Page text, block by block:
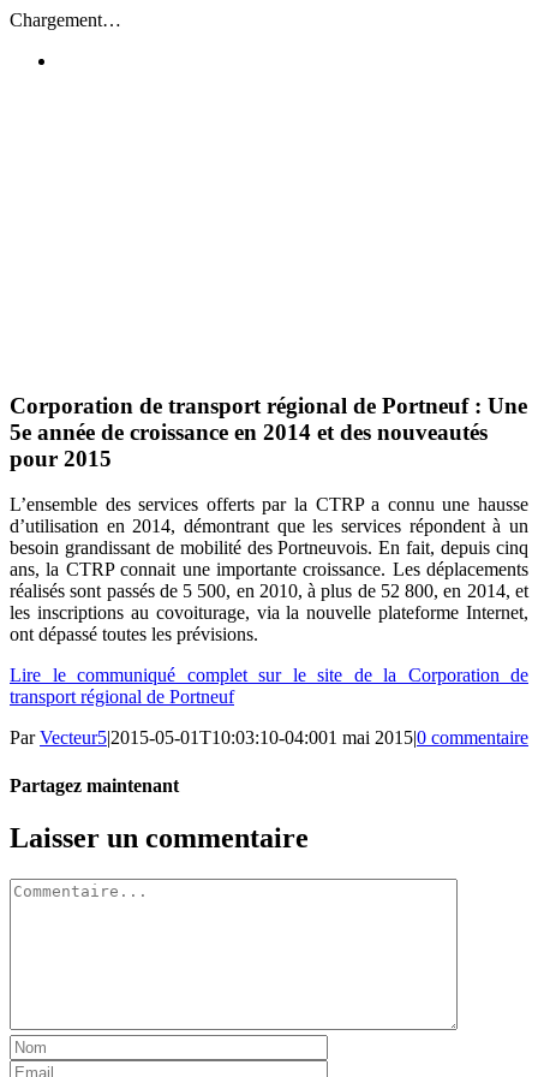
Passer
contenu
Chargement…
Corporation de transport régional de Portneuf : Une
5e année de croissance en 2014 et des nouveautés
pour 2015
L’ensemble des services offerts par la CTRP a connu une hausse
d’utilisation en 2014, démontrant que les services répondent à un
besoin grandissant de mobilité des Portneuvois. En fait, depuis cinq
ans, la CTRP connait une importante croissance. Les déplacements
réalisés sont passés de 5 500, en 2010, à plus de 52 800, en 2014, et
les inscriptions au covoiturage, via la nouvelle plateforme Internet,
ont dépassé toutes les prévisions.
Lire le communiqué complet sur le site de la Corporation de
transport régional de Portneuf
ParVecteur5|2015-05-01T10:03:10-04:001 mai 2015|0 commentaire
Partagez maintenant
Facebook
Twitter
LinkedIn
Tumblr
Pinterest
Email
Laisser un commentaire
Commentaire